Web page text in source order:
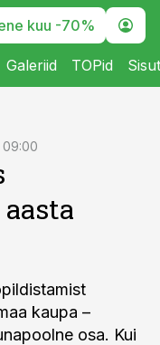
kuu -70%
Galeriid TOPid
09:00
kaupa –
osa. Kui